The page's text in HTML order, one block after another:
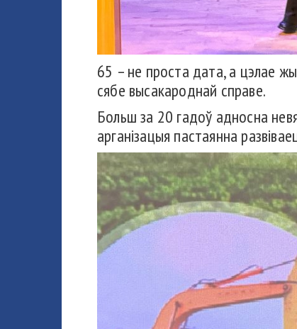
65 – не проста дата, а цэлае
сябе высакароднай справе.
Больш за 20 гадоў адносна
арганізацыя пастаянна